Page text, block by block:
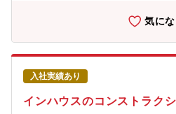
も含めた様々な設備の省エネルギー
【組織体制や職場環境・働き方】事
ティマネージメント部の環境エネル
す。グループは、技術職15名程度、
れており、今回は技術職側への配属
は、中途入社の方が多く活躍してい
ント】■この仕事で得られるやりがい
執務者15,000人以上、原油換算で
気に
入社実績あり
インハウスのコンストラク